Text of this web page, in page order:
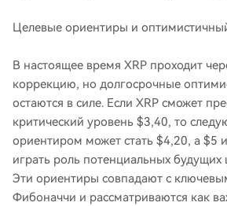
Целевые ориентиры и
В настоящее время XRP проходит
коррекцию, но долгосрочные
остаются в силе. Если XRP сможет
критический уровень $3,40, то
ориентиром может стать $4,20, а $5
играть роль потенциальных будущих
Эти ориентиры совпадают с
Фибоначчи и рассматриваются как